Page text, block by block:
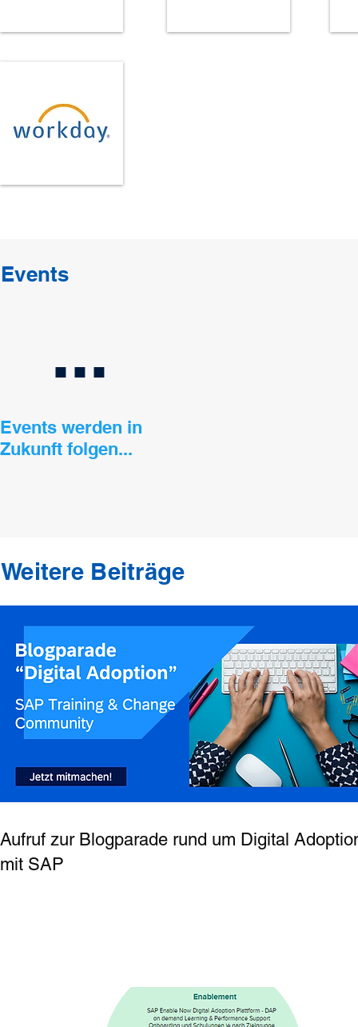
Events
...
Events werden in
Zukunft folgen...
Weitere Beiträge
Aufruf zur Blogparade rund um Digital
mit SAP